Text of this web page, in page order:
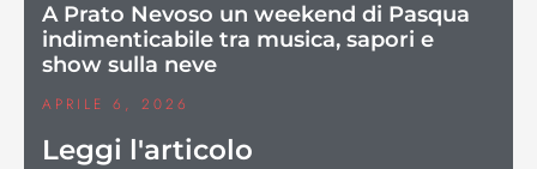
A Prato Nevoso un weekend di Pasqua
indimenticabile tra musica, sapori e
show sulla neve
APRILE 6, 2026
Leggi l'articolo